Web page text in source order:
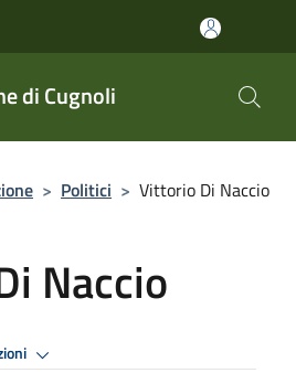
di Cugnoli
> Politici > Vittorio Di Naccio
Naccio